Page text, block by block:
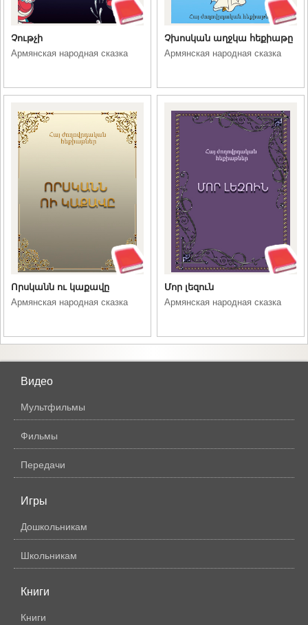
Չութչի
Армянская народная сказка
Չխոսկան աղջկա հեքիաթը
Армянская народная сказка
Որսկանն ու կաքավը
Армянская народная сказка
Մոր լեզուն
Армянская народная сказка
Видео
Мультфильмы
Фильмы
Передачи
Игры
Дошкольникам
Школьникам
Книги
Книги